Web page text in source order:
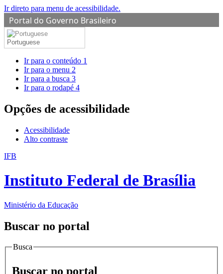
Ir direto para menu de acessibilidade.
Portal do Governo Brasileiro
Portuguese
Ir para o conteúdo 1
Ir para o menu 2
Ir para a busca 3
Ir para o rodapé 4
Opções de acessibilidade
Acessibilidade
Alto contraste
IFB
Instituto Federal de Brasília
Ministério da Educação
Buscar no portal
Busca
Buscar no portal